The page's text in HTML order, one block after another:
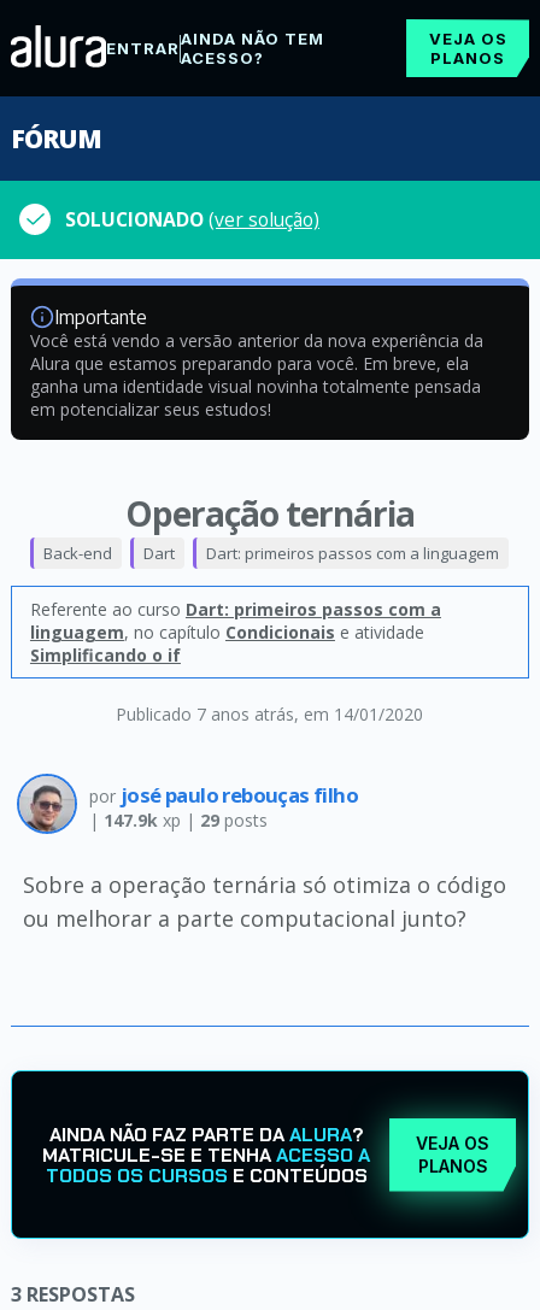
ENTRARAINDA NÃO TEM
ACESSO?
VEJA OS
PLANOS
FÓRUM
SOLUCIONADO(ver solução)
Importante
Você está vendo a versão anterior da nova experiência da
Alura que estamos preparando para você. Em breve, ela
ganha uma identidade visual novinha totalmente pensada
em potencializar seus estudos!
Operação ternária
Publicado 7 anos atrás, em 14/01/2020
Back-end Dart Dart: primeiros passos com a linguagem
Referente ao curso Dart: primeiros passos com a
linguagem, no capítulo Condicionais e atividade
Simplificando o if
por josé paulo rebouças filho
| 147.9kxp | 29posts
Sobre a operação ternária só otimiza o código
ou melhorar a parte computacional junto?
AINDA NÃO FAZ PARTE DAALURA?
MATRICULE-SE E TENHAACESSO A
TODOS OS CURSOS E CONTEÚDOS
VEJA OS
PLANOS
3 RESPOSTAS